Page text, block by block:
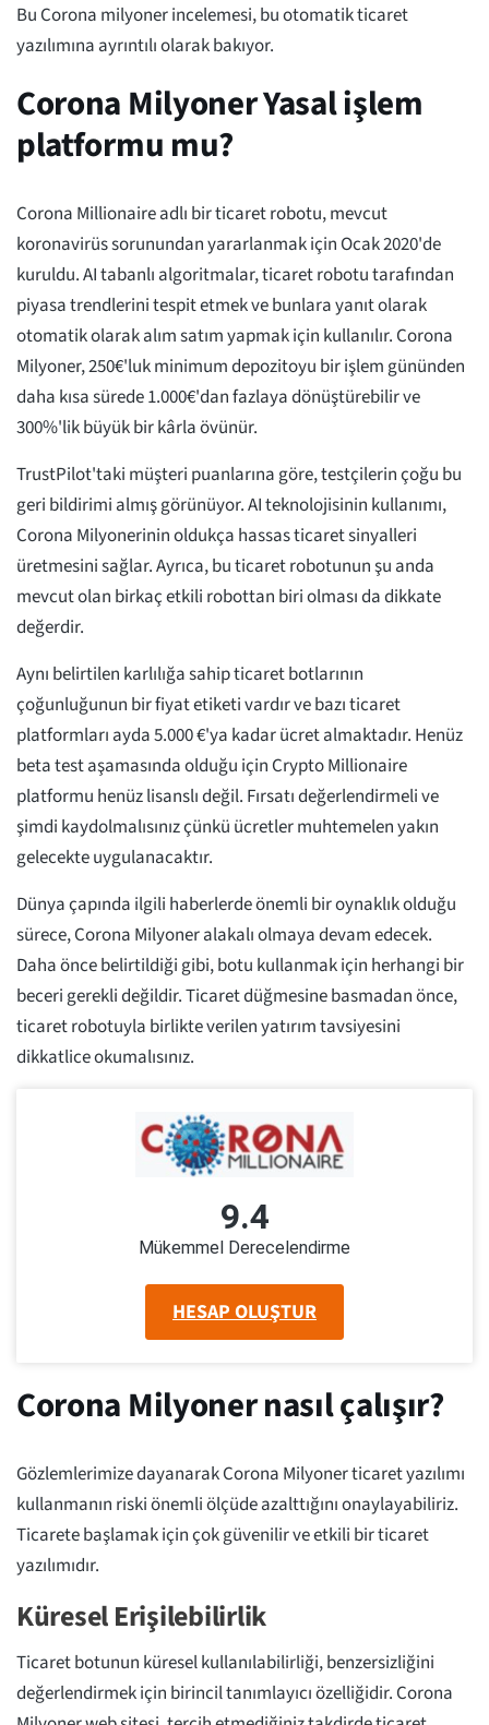
Bu Corona milyoner incelemesi, bu otomatik ticaret
yazılımına ayrıntılı olarak bakıyor.
Corona Milyoner Yasal işlem
platformu mu?
Corona Millionaire adlı bir ticaret robotu, mevcut
koronavirüs sorunundan yararlanmak için Ocak 2020'de
kuruldu. AI tabanlı algoritmalar, ticaret robotu tarafından
piyasa trendlerini tespit etmek ve bunlara yanıt olarak
otomatik olarak alım satım yapmak için kullanılır. Corona
Milyoner, 250€'luk minimum depozitoyu bir işlem gününden
daha kısa sürede 1.000€'dan fazlaya dönüştürebilir ve
300%'lik büyük bir kârla övünür.
TrustPilot'taki müşteri puanlarına göre, testçilerin çoğu bu
geri bildirimi almış görünüyor. AI teknolojisinin kullanımı,
Corona Milyonerinin oldukça hassas ticaret sinyalleri
üretmesini sağlar. Ayrıca, bu ticaret robotunun şu anda
mevcut olan birkaç etkili robottan biri olması da dikkate
değerdir.
Aynı belirtilen karlılığa sahip ticaret botlarının
çoğunluğunun bir fiyat etiketi vardır ve bazı ticaret
platformları ayda 5.000 €'ya kadar ücret almaktadır. Henüz
beta test aşamasında olduğu için Crypto Millionaire
platformu henüz lisanslı değil. Fırsatı değerlendirmeli ve
şimdi kaydolmalısınız çünkü ücretler muhtemelen yakın
gelecekte uygulanacaktır.
Dünya çapında ilgili haberlerde önemli bir oynaklık olduğu
sürece, Corona Milyoner alakalı olmaya devam edecek.
Daha önce belirtildiği gibi, botu kullanmak için herhangi bir
beceri gerekli değildir. Ticaret düğmesine basmadan önce,
ticaret robotuyla birlikte verilen yatırım tavsiyesini
dikkatlice okumalısınız.
9.4
Mükemmel Derecelendirme
HESAP OLUŞTUR
Corona Milyoner nasıl çalışır?
Gözlemlerimize dayanarak Corona Milyoner ticaret yazılımı
kullanmanın riski önemli ölçüde azalttığını onaylayabiliriz.
Ticarete başlamak için çok güvenilir ve etkili bir ticaret
yazılımıdır.
Küresel Erişilebilirlik
Ticaret botunun küresel kullanılabilirliği, benzersizliğini
değerlendirmek için birincil tanımlayıcı özelliğidir. Corona